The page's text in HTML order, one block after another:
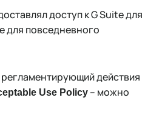
доступ к G Suite для
для повседневного
действия
Use Policy– можно